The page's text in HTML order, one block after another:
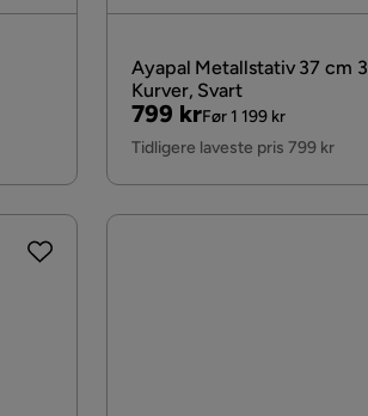
Ayapal Metallstativ 37 cm 3
Kurver, Svart
Pris
799 kr
Original
Pris
Før 1 199 kr
Tidligere laveste pris 799 kr